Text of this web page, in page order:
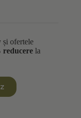
și ofertele
reducere la